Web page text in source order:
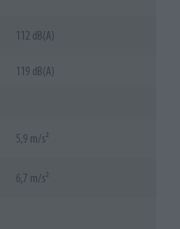
112 dB(A)
119 dB(A)
5,9 m/s²
6,7 m/s²